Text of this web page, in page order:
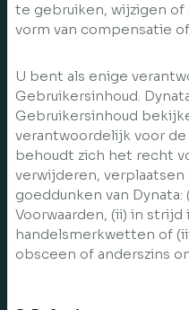
te gebruiken, wijzigen
vorm van compensatie
U bent als enige
Gebruikersinhoud.
Gebruikersinhoud
verantwoordelijk voor de
behoudt zich het recht
verwijderen,
goeddunken van
Voorwaarden, (ii) in
handelsmerkwetten of
obsceen of anderszins